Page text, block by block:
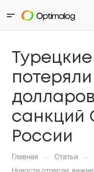
санкций
России
Главная — Статьи —